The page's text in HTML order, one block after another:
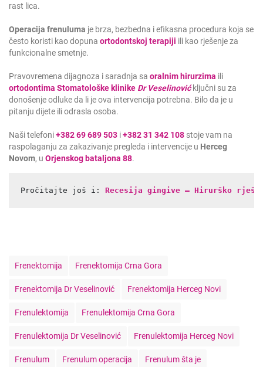
rast lica.
Operacija frenuluma je brza, bezbedna i efikasna procedura koja se
često koristi kao dopuna ortodontskoj terapiji ili kao rješenje za
funkcionalne smetnje.
Pravovremena dijagnoza i saradnja sa oralnim hirurzima ili
ortodontima Stomatološke klinike Dr Veselinovićključni su za
donošenje odluke da li je ova intervencija potrebna. Bilo da je u
pitanju dijete ili odrasla osoba.
Naši telefoni+382 69 689 503 i+382 31 342 108 stoje vam na
raspolaganju za zakazivanje pregleda i intervencije u Herceg
Novom, u Orjenskog bataljona 88.
Pročitajte još i: Recesija gingive – Hirurško
Frenektomija Frenektomija Crna Gora
Frenektomija Dr Veselinović Frenektomija Herceg Novi
Frenulektomija Frenulektomija Crna Gora
Frenulektomija Dr Veselinović Frenulektomija Herceg Novi
Frenulum Frenulum operacija Frenulum šta je